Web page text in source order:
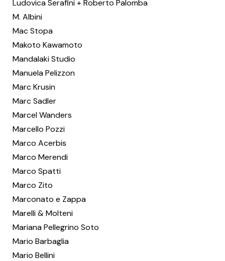
Ludovica Serafini + Roberto Palomba
M. Albini
Mac Stopa
Makoto Kawamoto
Mandalaki Studio
Manuela Pelizzon
Marc Krusin
Marc Sadler
Marcel Wanders
Marcello Pozzi
Marco Acerbis
Marco Merendi
Marco Spatti
Marco Zito
Marconato e Zappa
Marelli & Molteni
Mariana Pellegrino Soto
Mario Barbaglia
Mario Bellini